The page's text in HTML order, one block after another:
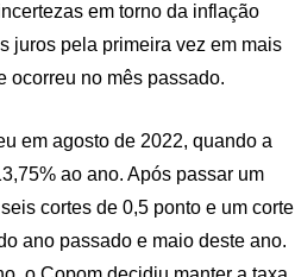
em torno da inflação
juros pela primeira vez em mais
ocorreu no mês passado.
em agosto de 2022, quando a
ao ano. Após passar um
cortes de 0,5 ponto e um corte
ano passado e maio deste ano.